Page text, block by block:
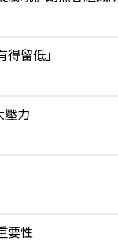
留低」
壓力
要性